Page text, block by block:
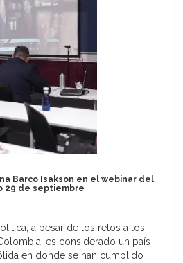
Barco Isakson en el webinar del
29 de septiembre
a pesar de los retos a los
es considerado un país
en donde se han cumplido